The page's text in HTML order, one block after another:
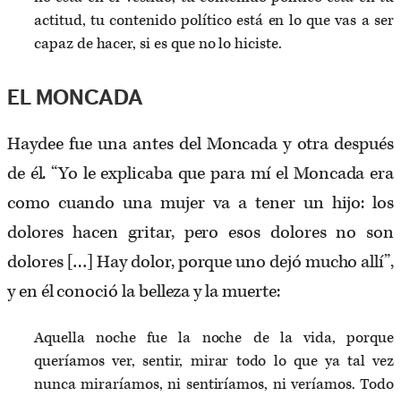
actitud, tu contenido político está en lo que vas a ser
capaz de hacer, si es que no lo hiciste.
EL MONCADA
Haydee fue una antes del Moncada y otra después
de él. “Yo le explicaba que para mí el Moncada era
como cuando una mujer va a tener un hijo: los
dolores hacen gritar, pero esos dolores no son
dolores […] Hay dolor, porque uno dejó mucho allí”,
y en él conoció la belleza y la muerte:
Aquella noche fue la noche de la vida, porque
queríamos ver, sentir, mirar todo lo que ya tal vez
nunca miraríamos, ni sentiríamos, ni veríamos. Todo